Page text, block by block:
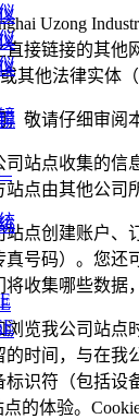
Uzong
接链接的其他
其他法律实体
敬请仔细审阅
站点收集的信
点由其他公司
站点创建账户、
号码）。您
收集哪些数据
览我公司站点
时间，与在
识符（包括
点的体验。